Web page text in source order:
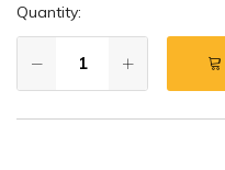
Quantity: